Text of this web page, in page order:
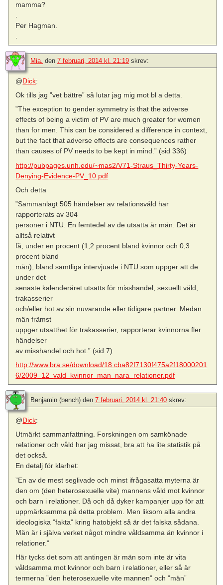
mamma?
Per Hagman.
Mia. den 7 februari, 2014 kl. 21:19 skrev:
@Dick:
Ok tills jag ”vet bättre” så lutar jag mig mot bl a detta.
”The exception to gender symmetry is that the adverse
effects of being a victim of PV are much greater for women
than for men. This can be considered a difference in context,
but the fact that adverse effects are consequences rather
than causes of PV needs to be kept in mind.” (sid 336)
http://pubpages.unh.edu/~mas2/V71-Straus_Thirty-Years-
Denying-Evidence-PV_10.pdf
Och detta
”Sammanlagt 505 händelser av relationsvåld har
rapporterats av 304
personer i NTU. En femtedel av de utsatta är män. Det är
alltså relativt
få, under en procent (1,2 procent bland kvinnor och 0,3
procent bland
män), bland samtliga intervjuade i NTU som uppger att de
under det
senaste kalenderåret utsatts för misshandel, sexuellt våld,
trakasserier
och/eller hot av sin nuvarande eller tidigare partner. Medan
män främst
uppger utsatthet för trakasserier, rapporterar kvinnorna fler
händelser
av misshandel och hot.” (sid 7)
http://www.bra.se/download/18.cba82f7130f475a2f18000201
6/2009_12_vald_kvinnor_man_nara_relationer.pdf
Benjamin (bench) den 7 februari, 2014 kl. 21:40 skrev:
@Dick:
Utmärkt sammanfattning. Forskningen om samkönade
relationer och våld har jag missat, bra att ha lite statistik på
det också.
En detalj för klarhet:
”En av de mest seglivade och minst ifrågasatta myterna är
den om (den heterosexuelle vite) mannens våld mot kvinnor
och barn i relationer. Då och då dyker kampanjer upp för att
uppmärksamma på detta problem. Men liksom alla andra
ideologiska ”fakta” kring hatobjekt så är det falska sådana.
Män är i själva verket något mindre våldsamma än kvinnor i
relationer.”
Här tycks det som att antingen är män som inte är vita
våldsamma mot kvinnor och barn i relationer, eller så är
termerna ”den heterosexuelle vite mannen” och ”män”